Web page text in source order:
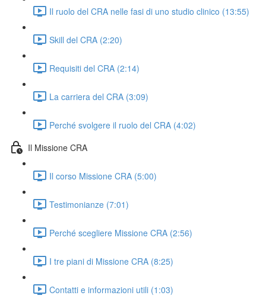
Il ruolo del CRA nelle fasi di uno studio clinico (13:55)
Skill del CRA (2:20)
Requisiti del CRA (2:14)
La carriera del CRA (3:09)
Perché svolgere il ruolo del CRA (4:02)
Il Missione CRA
Il corso Missione CRA (5:00)
Testimonianze (7:01)
Perché scegliere Missione CRA (2:56)
I tre piani di Missione CRA (8:25)
Contatti e informazioni utili (1:03)